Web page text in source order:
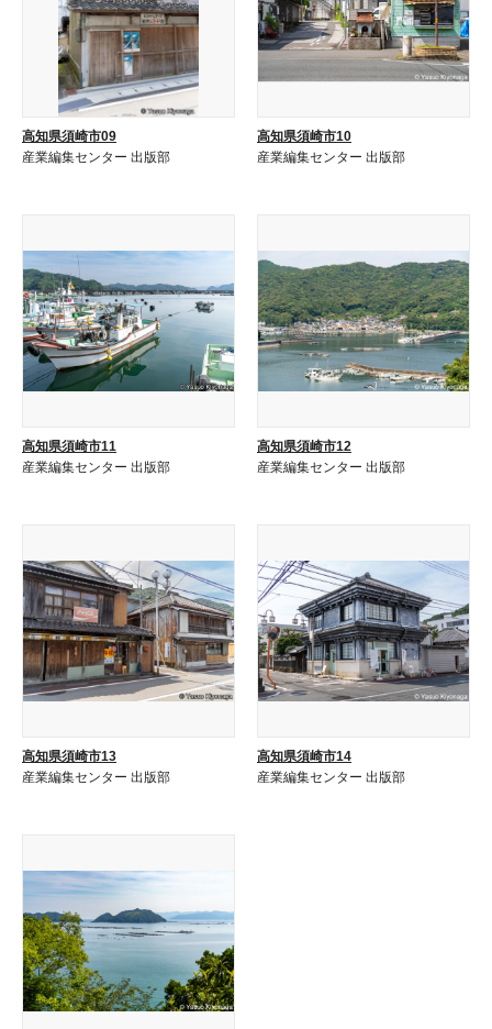
高知県須崎市09
産業編集センター 出版部
高知県須崎市10
産業編集センター 出版部
高知県須崎市11
産業編集センター 出版部
高知県須崎市12
産業編集センター 出版部
高知県須崎市13
産業編集センター 出版部
高知県須崎市14
産業編集センター 出版部